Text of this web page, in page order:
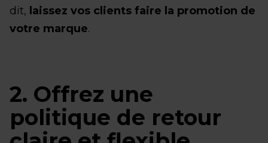
dit, laissez vos clients faire la promotion de
votre marque.
2. Offrez une
politique de retour